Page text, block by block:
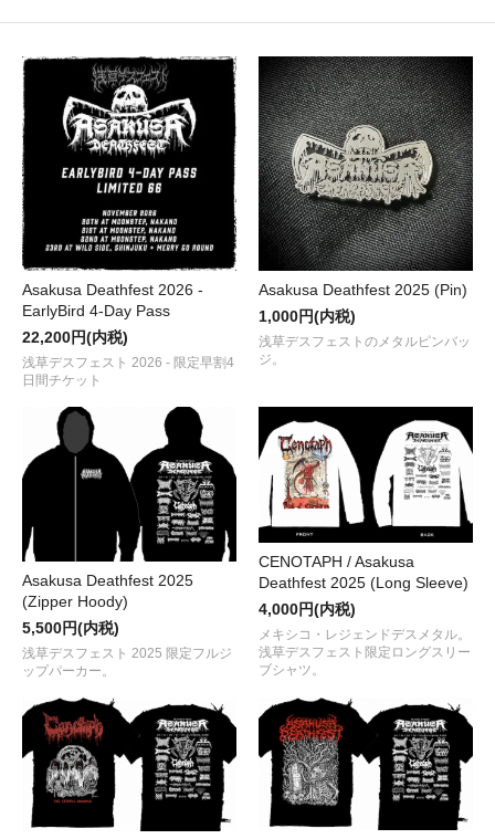
Asakusa Deathfest 2026 -
EarlyBird 4-Day Pass
22,200円(内税)
浅草デスフェスト 2026 - 限定早割4
日間チケット
Asakusa Deathfest 2025 (Pin)
1,000円(内税)
浅草デスフェストのメタルピンバッ
ジ。
Asakusa Deathfest 2025
(Zipper Hoody)
5,500円(内税)
浅草デスフェスト 2025 限定フルジ
ップパーカー。
CENOTAPH / Asakusa
Deathfest 2025 (Long Sleeve)
4,000円(内税)
メキシコ・レジェンドデスメタル。
浅草デスフェスト限定ロングスリー
ブシャツ。